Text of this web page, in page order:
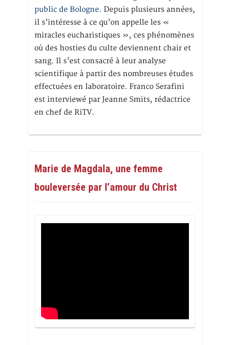
public de Bologne. Depuis plusieurs années,
il s’intéresse à ce qu’on appelle les «
miracles eucharistiques », ces phénomènes
où des hosties du culte deviennent chair et
sang. Il s’est consacré à leur analyse
scientifique à partir des nombreuses études
effectuées en laboratoire. Franco Serafini
est interviewé par Jeanne Smits, rédactrice
en chef de RiTV.
Marie de Magdala, une femme
bouleversée par l’amour du Christ